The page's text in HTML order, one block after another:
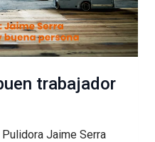
trabajador
Jaime Serra